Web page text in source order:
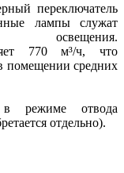
переключатель
лампы служат
освещения.
770 м³/ч, что
помещении средних
режиме отвода
отдельно).